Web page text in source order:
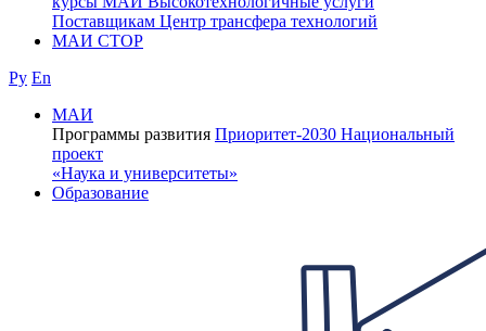
Поставщикам Центр трансфера технологий
МАИ СТОР
Ру En
МАИ
Программы развития Приоритет-2030 Национальный
проект
«Наука и университеты»
Образование